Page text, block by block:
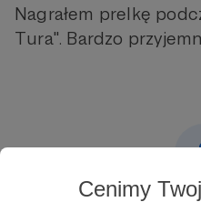
Cenimy
Nagrałem prelkę
Tura". Bardzo